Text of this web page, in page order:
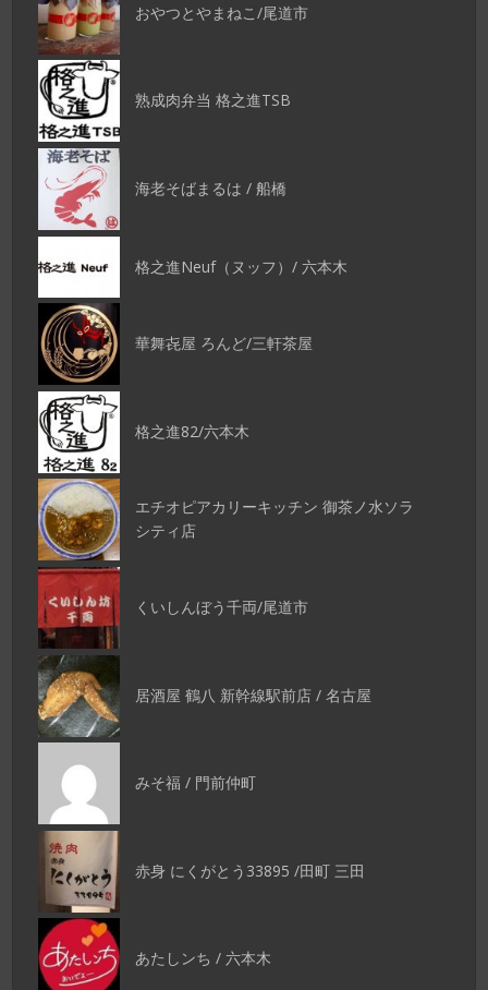
おやつとやまねこ/尾道市
熟成肉弁当 格之進TSB
海老そばまるは / 船橋
格之進Neuf（ヌッフ）/ 六本木
華舞㐂屋 ろんど/三軒茶屋
格之進82/六本木
エチオピアカリーキッチン 御茶ノ水ソラ
シティ店
くいしんぼう千両/尾道市
居酒屋 鶴八 新幹線駅前店 / 名古屋
みそ福 / 門前仲町
赤身 にくがとう33895 /田町 三田
あたしンち / 六本木